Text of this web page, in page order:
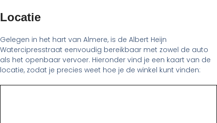
Locatie
Gelegen in het hart van Almere, is de Albert Heijn
Watercipresstraat eenvoudig bereikbaar met zowel de auto
als het openbaar vervoer. Hieronder vind je een kaart van de
locatie, zodat je precies weet hoe je de winkel kunt vinden: